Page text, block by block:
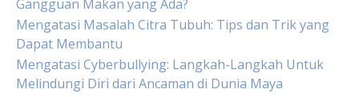
Gangguan Makan yang Ada?
Mengatasi Masalah Citra Tubuh: Tips dan Trik yang
Dapat Membantu
Mengatasi Cyberbullying: Langkah-Langkah Untuk
Melindungi Diri dari Ancaman di Dunia Maya